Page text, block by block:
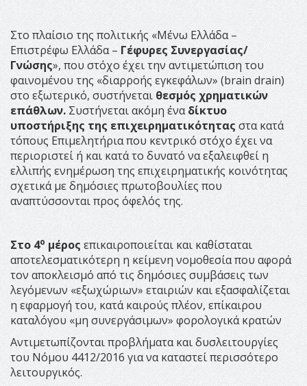
Στο πλαίσιο της πολιτικής «Μένω Ελλάδα –
Επιστρέφω Ελλάδα – Γέφυρες Συνεργασίας/
Γνώσης», που στόχο έχει την αντιμετώπιση του
φαινομένου της «διαρροής εγκεφάλων» (brain drain)
στο εξωτερικό, συστήνεταιθεσμός χρηματικών
επάθλων. Συστήνεται ακόμη έναδίκτυο
υποστήριξης της επιχειρηματικότητας στα κατά
τόπους Επιμελητήρια που κεντρικό στόχο έχει να
περιοριστεί ή και κατά το δυνατό να εξαλειφθεί η
ελλιπής ενημέρωση της επιχειρηματικής κοινότητας
σχετικά με δημόσιες πρωτοβουλίες που
αναπτύσσονται προς όφελός της.
Στο 4ομέρος επικαιροποιείται και καθίσταται
αποτελεσματικότερη η κείμενη νομοθεσία που αφορά
τον αποκλεισμό από τις δημόσιες συμβάσεις των
λεγόμενων «εξωχώριων» εταιριών και εξασφαλίζεται
η εφαρμογή του, κατά καιρούς πλέον, επίκαιρου
καταλόγου «μη συνεργάσιμων» φορολογικά κρατών
Αντιμετωπίζονται προβλήματα και δυσλειτουργίες
του Νόμου 4412/2016 για να καταστεί περισσότερο
λειτουργικός.